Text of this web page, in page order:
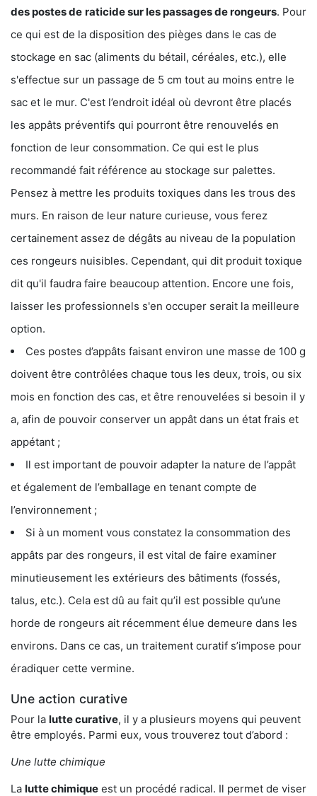
des postes de raticide sur les passages de rongeurs. Pour
ce qui est de la disposition des pièges dans le cas de
stockage en sac (aliments du bétail, céréales, etc.), elle
s'effectue sur un passage de 5 cm tout au moins entre le
sac et le mur. C'est l’endroit idéal où devront être placés
les appâts préventifs qui pourront être renouvelés en
fonction de leur consommation. Ce qui est le plus
recommandé fait référence au stockage sur palettes.
Pensez à mettre les produits toxiques dans les trous des
murs. En raison de leur nature curieuse, vous ferez
certainement assez de dégâts au niveau de la population
ces rongeurs nuisibles. Cependant, qui dit produit toxique
dit qu'il faudra faire beaucoup attention. Encore une fois,
laisser les professionnels s'en occuper serait la meilleure
option.
Ces postes d’appâts faisant environ une masse de 100 g
doivent être contrôlées chaque tous les deux, trois, ou six
mois en fonction des cas, et être renouvelées si besoin il y
a, afin de pouvoir conserver un appât dans un état frais et
appétant ;
Il est important de pouvoir adapter la nature de l’appât
et également de l’emballage en tenant compte de
l’environnement ;
Si à un moment vous constatez la consommation des
appâts par des rongeurs, il est vital de faire examiner
minutieusement les extérieurs des bâtiments (fossés,
talus, etc.). Cela est dû au fait qu’il est possible qu’une
horde de rongeurs ait récemment élue demeure dans les
environs. Dans ce cas, un traitement curatif s’impose pour
éradiquer cette vermine.
Une action curative
Pour la lutte curative, il y a plusieurs moyens qui peuvent
être employés. Parmi eux, vous trouverez tout d’abord :
Une lutte chimique
La lutte chimique est un procédé radical. Il permet de viser